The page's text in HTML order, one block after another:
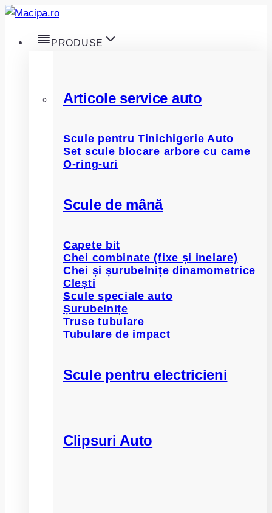
Skip
content
PRODUSE
Articole service auto
Scule pentru Tinichigerie Auto
Set scule blocare arbore cu came
O-ring-uri
Scule de mână
Capete bit
Chei combinate (fixe și inelare)
Chei și șurubelnițe dinamometrice
Clești
Scule speciale auto
Șurubelnițe
Truse tubulare
Tubulare de impact
Scule pentru electricieni
Clipsuri Auto